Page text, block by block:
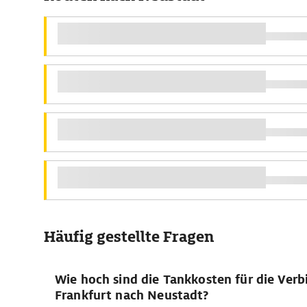
Häufig gestellte Fragen
Wie hoch sind die Tankkosten für die
Frankfurt nach Neustadt?